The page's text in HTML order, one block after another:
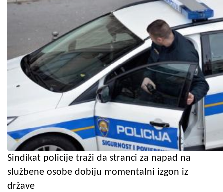
Sindikat policije traži da stranci za napad na
službene osobe dobiju momentalni izgon iz
države